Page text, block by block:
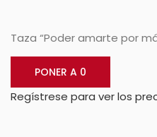
Taza “Poder amarte por
PONER A 0
Regístrese para ver los